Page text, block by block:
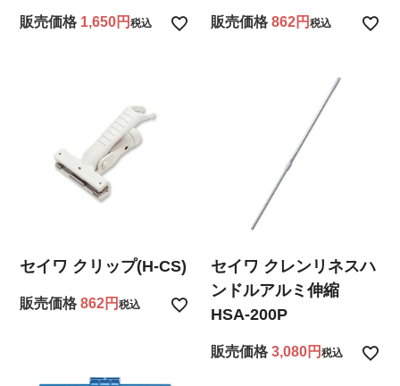
販売価格 1,650 税込 販売価格 862 税込
セイワ クリップ(H-CS)
販売価格 862 税込
セイワ クレンリネスハ
ンドルアルミ伸縮
HSA-200P
販売価格 3,080 税込